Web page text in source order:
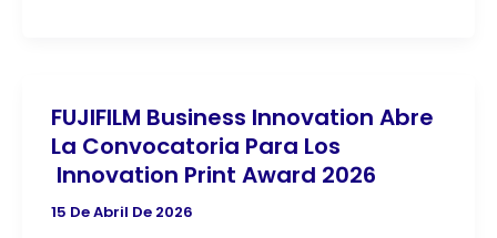
FUJIFILM Business Innovation Abre
La Convocatoria Para Los
Innovation Print Award 2026
15 De Abril De 2026